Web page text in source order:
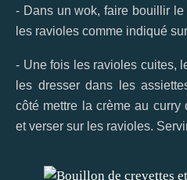
- Dans un wok, faire bouillir
les ravioles comme indiqué
- Une fois les ravioles cuites,
les dresser dans les
côté mettre la crème au
et verser sur les ravioles.